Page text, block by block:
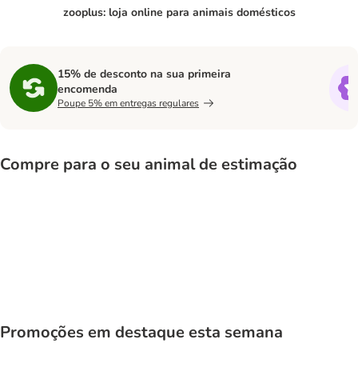
zooplus: loja online para animais domésticos
15% de desconto na sua primeira
encomenda
Poupe 5% em entregas regulares
Compre para o seu animal de estimação
Promoções em destaque esta semana